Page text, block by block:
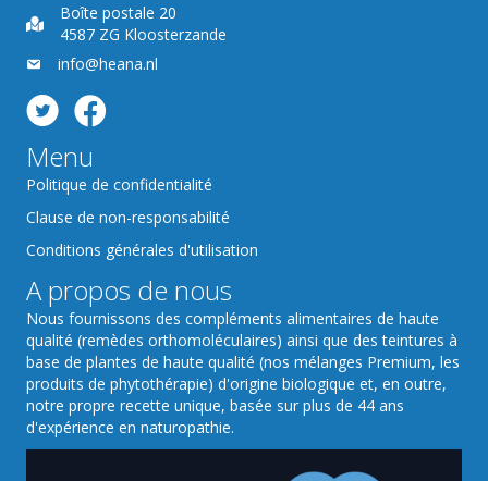
Boîte postale 20
4587 ZG Kloosterzande
info@heana.nl
Menu
Politique de confidentialité
Clause de non-responsabilité
Conditions générales d'utilisation
A propos de nous
Nous fournissons des compléments alimentaires de haute
qualité (remèdes orthomoléculaires) ainsi que des teintures à
base de plantes de haute qualité (nos mélanges Premium, les
produits de phytothérapie) d'origine biologique et, en outre,
notre propre recette unique, basée sur plus de 44 ans
d'expérience en naturopathie.